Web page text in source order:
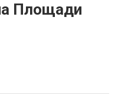
Площади